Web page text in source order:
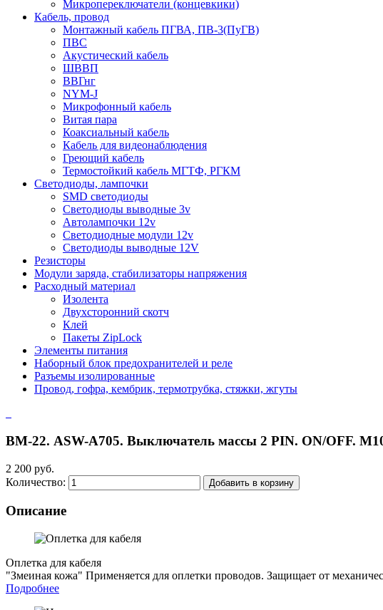
Микропереключатели (концевкики)
Кабель, провод
Монтажный кабель ПГВА, ПВ-3(ПуГВ)
ПВС
Акустический кабель
ШВВП
ВВГнг
NYM-J
Микрофонный кабель
Витая пара
Коаксиальный кабель
Кабель для видеонаблюдения
Греющий кабель
Термостойкий кабель МГТФ, РГКМ
Светодиоды, лампочки
SMD светодиоды
Светодиоды выводные 3v
Автолампочки 12v
Светодиодные модули 12v
Светодиоды выводные 12V
Резисторы
Модули заряда, стабилизаторы напряжения
Расходный материал
Изолента
Двухсторонний скотч
Клей
Пакеты ZipLock
Элементы питания
Наборный блок предохранителей и реле
Разъемы изолированные
Провод, гофра, кембрик, термотрубка, стяжки, жгуты
ВМ-22. ASW-A705. Выключатель массы 2 PIN. ON/OFF.
2 200 руб.
Количество:
Добавить в корзину
Описание
Оплетка для кабеля
"Змеиная кожа" Применяется для оплетки проводов. Защищает от
Подробнее